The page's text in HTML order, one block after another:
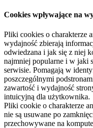
Cookies wpływające na
Pliki cookies o charakterze
wydajność zbierają
odwiedzana i jak się z niej
najmniej popularne i w jaki
serwisie. Pomagają w
poszczególnymi
zawartość i wydajność
intuicyjną dla użytkownika.
Pliki cookie o charakterze
nie są usuwane po
przechowywane na